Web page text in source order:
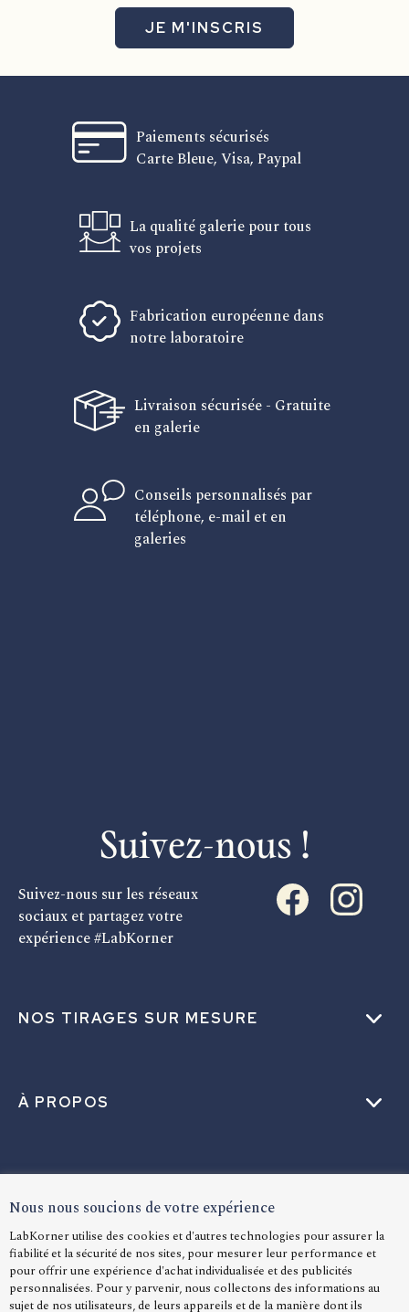
JE M'INSCRIS
Paiements sécurisés
Carte Bleue, Visa, Paypal
La qualité galerie pour tous
vos projets
Fabrication européenne dans
notre laboratoire
Livraison sécurisée - Gratuite
en galerie
Conseils personnalisés par
téléphone, e-mail et en
galeries
NOS TIRAGES SUR MESURE
À PROPOS
Suivez-nous !
Suivez-nous sur les réseaux
sociaux et partagez votre
expérience #LabKorner
LANGUE
Nous nous soucions de votre expérience
LabKorner utilise des cookies et d'autres technologies pour assurer la
fiabilité et la sécurité de nos sites, pour mesurer leur performance et
pour offrir une expérience d'achat individualisée et des publicités
personnalisées. Pour y parvenir, nous collectons des informations au
sujet de nos utilisateurs, de leurs appareils et de la manière dont ils